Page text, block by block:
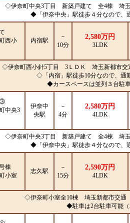
◇伊奈町中央3丁目 新築戸建て 全4棟 埼玉
◆「伊奈中央」駅徒歩４分なので、
西小
内宿駅
－
10分
2,580万円
3LDK
◇伊奈町西小針5丁目 3ＬＤＫ 埼玉新都市交
◇「内宿」駅徒歩10分なので、通
◆カースペースは並列３台駐
③
中央3
伊奈中
央駅
－
4分
2,580万円
4LDK
◇伊奈町中央3丁目 新築戸建て 全4棟 埼玉
◆「伊奈中央」駅徒歩４分なので、
棟
小室
志久駅
－
15分
2,590万円
4LDK
◇伊奈町小室全10棟 埼玉新都市交通
◆駐車は2台駐車可能